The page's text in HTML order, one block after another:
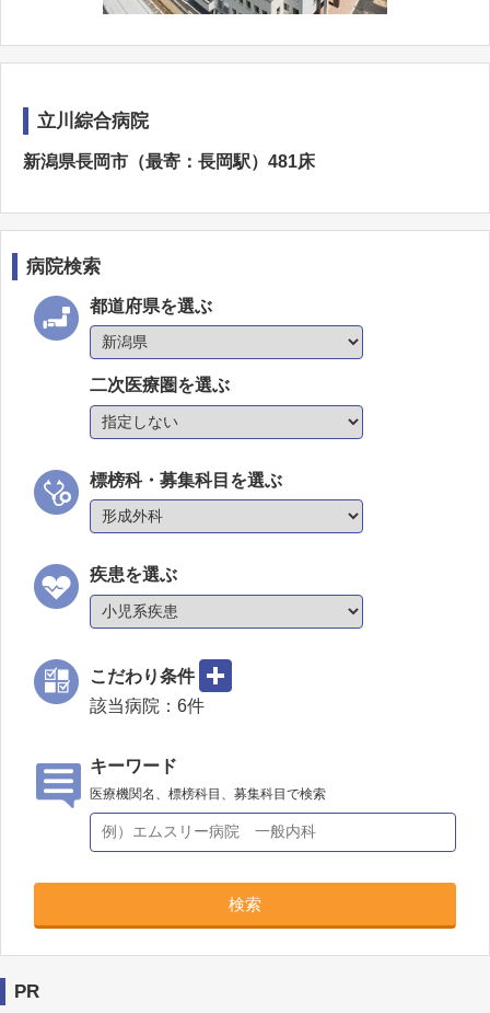
立川綜合病院
新潟県長岡市（最寄：長岡駅）481床
病院検索
都道府県を選ぶ
二次医療圏を選ぶ
標榜科・募集科目を選ぶ
疾患を選ぶ
こだわり条件
該当病院： 6件
キーワード
医療機関名、標榜科目、募集科目で検索
検索
PR